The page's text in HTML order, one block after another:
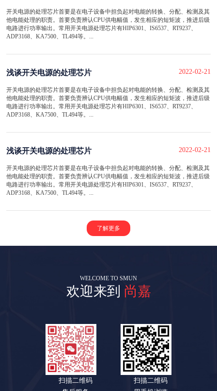
开关电源的处理芯片首要是在电子设备中担负起对电能的转换、分配、检测及其
他电能处理的职责。首要负责辨认CPU供电幅值，发生相应的短矩波，推进后级
电路进行功率输出。常用开关电源处理芯片有HIP6301、IS6537、RT9237、
ADP3168、KA7500、TL494等。...
浅谈开关电源的处理芯片 2022-02-21
开关电源的处理芯片首要是在电子设备中担负起对电能的转换、分配、检测及其
他电能处理的职责。首要负责辨认CPU供电幅值，发生相应的短矩波，推进后级
电路进行功率输出。常用开关电源处理芯片有HIP6301、IS6537、RT9237、
ADP3168、KA7500、TL494等。...
浅谈开关电源的处理芯片 2022-02-21
开关电源的处理芯片首要是在电子设备中担负起对电能的转换、分配、检测及其
他电能处理的职责。首要负责辨认CPU供电幅值，发生相应的短矩波，推进后级
电路进行功率输出。常用开关电源处理芯片有HIP6301、IS6537、RT9237、
ADP3168、KA7500、TL494等。...
了解更多
WELCOME TO SMUN
欢迎来到 尚嘉
扫描二维码
扫描二维码